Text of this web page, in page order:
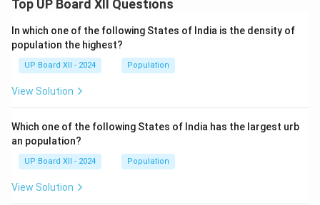
Top UP Board XII Questions
In which one of the following States of India is the density of
population the highest?
UP Board XII - 2024 Population
View Solution
Which one of the following States of India has the largest urb
an population?
UP Board XII - 2024 Population
View Solution